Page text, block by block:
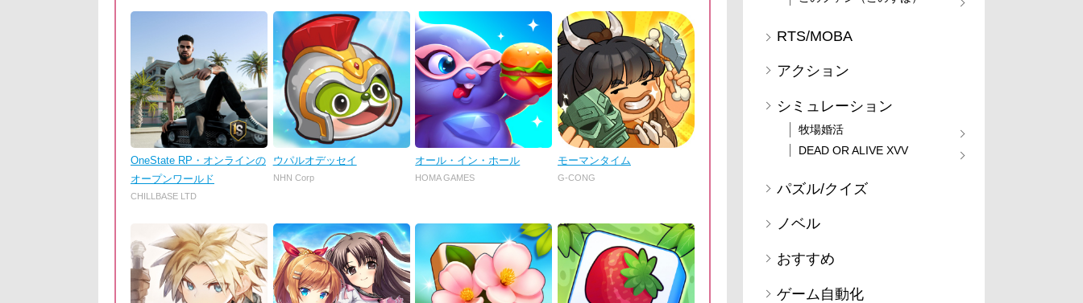
OneState RP・オンラインの
オープンワールド
CHILLBASE LTD
ウパルオデッセイ
NHN Corp
オール・イン・ホール
HOMA GAMES
モーマンタイム
G-CONG
RTS/MOBA
アクション
シミュレーション
牧場婚活
DEAD OR ALIVE XVV
パズル/クイズ
ノベル
おすすめ
ゲーム自動化